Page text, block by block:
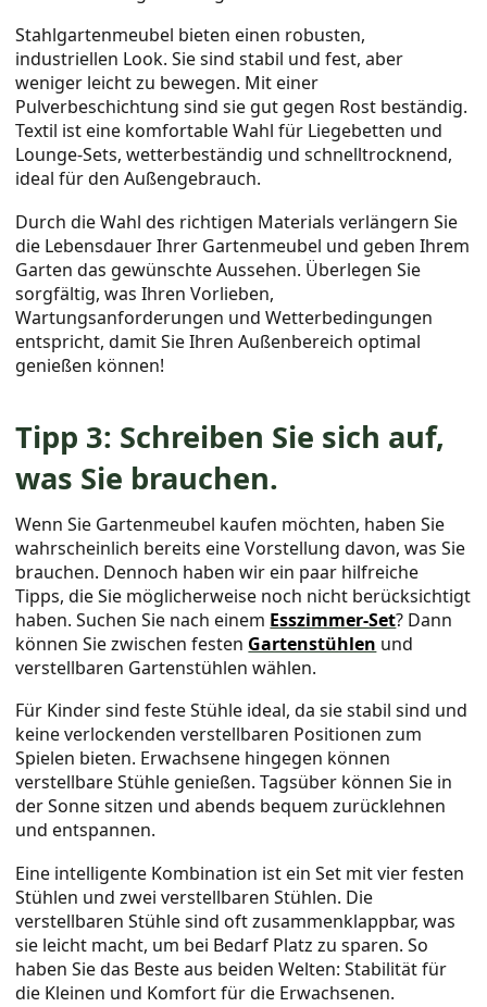
Stahlgartenmeubel bieten einen robusten,
industriellen Look. Sie sind stabil und fest, aber
weniger leicht zu bewegen. Mit einer
Pulverbeschichtung sind sie gut gegen Rost beständig.
Textil ist eine komfortable Wahl für Liegebetten und
Lounge-Sets, wetterbeständig und schnelltrocknend,
ideal für den Außengebrauch.
Durch die Wahl des richtigen Materials verlängern Sie
die Lebensdauer Ihrer Gartenmeubel und geben Ihrem
Garten das gewünschte Aussehen. Überlegen Sie
sorgfältig, was Ihren Vorlieben,
Wartungsanforderungen und Wetterbedingungen
entspricht, damit Sie Ihren Außenbereich optimal
genießen können!
Tipp 3: Schreiben Sie sich auf,
was Sie brauchen.
Wenn Sie Gartenmeubel kaufen möchten, haben Sie
wahrscheinlich bereits eine Vorstellung davon, was Sie
brauchen. Dennoch haben wir ein paar hilfreiche
Tipps, die Sie möglicherweise noch nicht berücksichtigt
haben. Suchen Sie nach einem Esszimmer-Set? Dann
können Sie zwischen festen Gartenstühlen und
verstellbaren Gartenstühlen wählen.
Für Kinder sind feste Stühle ideal, da sie stabil sind und
keine verlockenden verstellbaren Positionen zum
Spielen bieten. Erwachsene hingegen können
verstellbare Stühle genießen. Tagsüber können Sie in
der Sonne sitzen und abends bequem zurücklehnen
und entspannen.
Eine intelligente Kombination ist ein Set mit vier festen
Stühlen und zwei verstellbaren Stühlen. Die
verstellbaren Stühle sind oft zusammenklappbar, was
sie leicht macht, um bei Bedarf Platz zu sparen. So
haben Sie das Beste aus beiden Welten: Stabilität für
die Kleinen und Komfort für die Erwachsenen.